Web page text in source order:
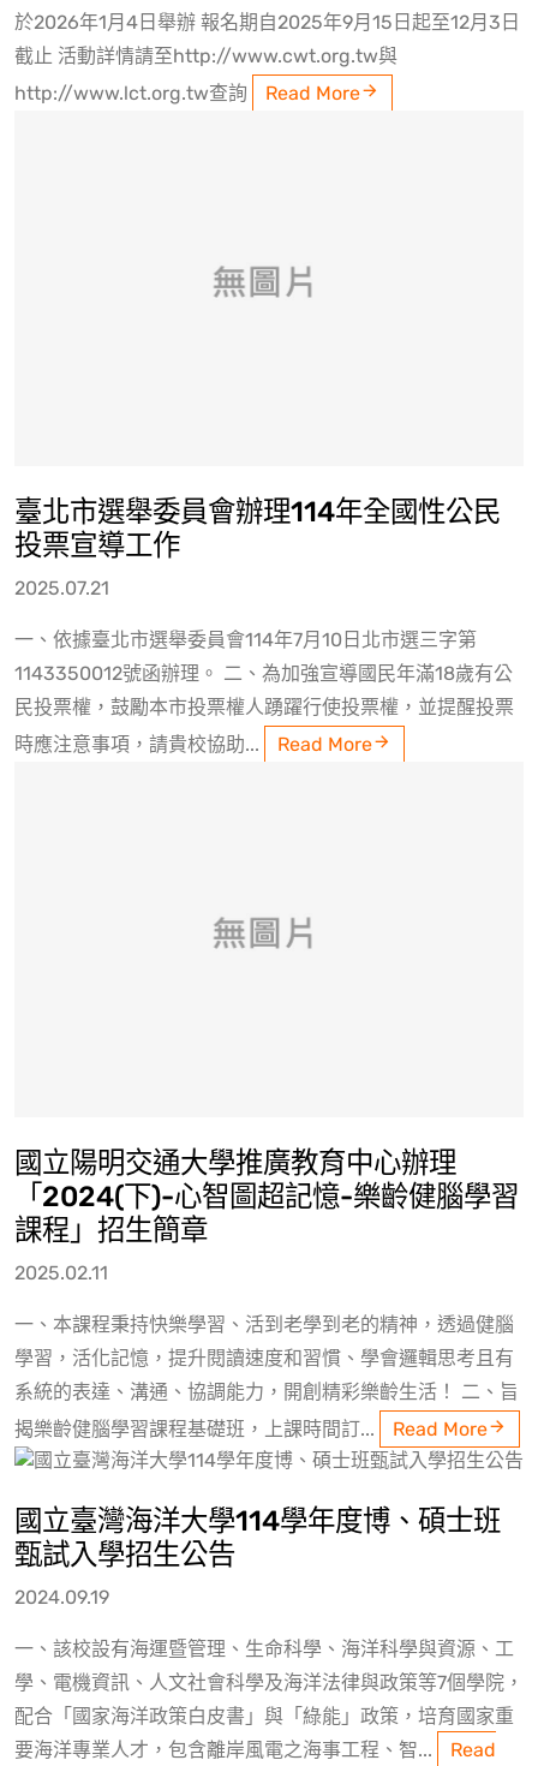
於2026年1月4日舉辦 報名期自2025年9月15日起至12月3日
截止 活動詳情請至http://www.cwt.org.tw與
http://www.lct.org.tw查詢
Read More
臺北市選舉委員會辦理114年全國性公民
投票宣導工作
2025.07.21
一、依據臺北市選舉委員會114年7月10日北市選三字第
1143350012號函辦理。 二、為加強宣導國民年滿18歲有公
民投票權，鼓勵本市投票權人踴躍行使投票權，並提醒投票
時應注意事項，請貴校協助...
Read More
國立陽明交通大學推廣教育中心辦理
「2024(下)-心智圖超記憶-樂齡健腦學習
課程」招生簡章
2025.02.11
一、本課程秉持快樂學習、活到老學到老的精神，透過健腦
學習，活化記憶，提升閱讀速度和習慣、學會邏輯思考且有
系統的表達、溝通、協調能力，開創精彩樂齡生活！ 二、旨
揭樂齡健腦學習課程基礎班，上課時間訂...
Read More
國立臺灣海洋大學114學年度博、碩士班
甄試入學招生公告
2024.09.19
一、該校設有海運暨管理、生命科學、海洋科學與資源、工
學、電機資訊、人文社會科學及海洋法律與政策等7個學院，
配合「國家海洋政策白皮書」與「綠能」政策，培育國家重
要海洋專業人才，包含離岸風電之海事工程、智...
Read